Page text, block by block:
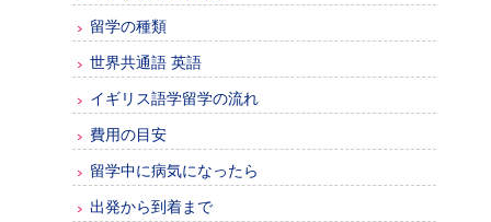
留学の種類
世界共通語 英語
イギリス語学留学の流れ
費用の目安
留学中に病気になったら
出発から到着まで